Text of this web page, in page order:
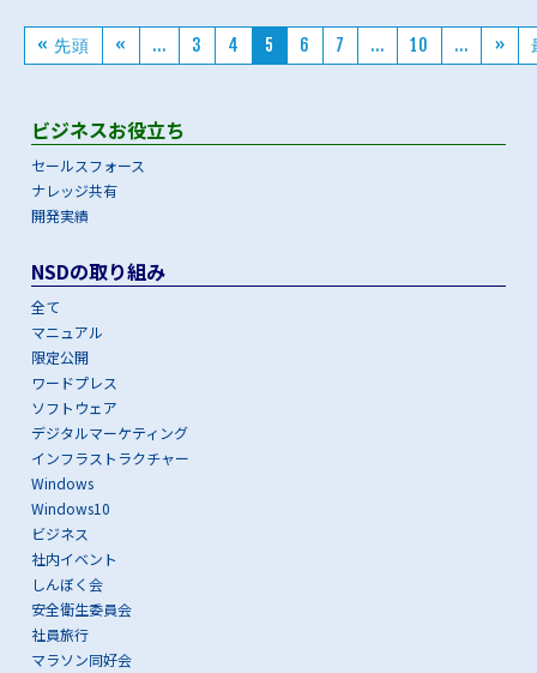
« 先頭 « ... 3 4 5 6 7 ... 10 ... »
ビジネスお役立ち
セールスフォース
ナレッジ共有
開発実績
NSDの取り組み
全て
マニュアル
限定公開
ワードプレス
ソフトウェア
デジタルマーケティング
インフラストラクチャー
Windows
Windows10
ビジネス
社内イベント
しんぼく会
安全衛生委員会
社員旅行
マラソン同好会